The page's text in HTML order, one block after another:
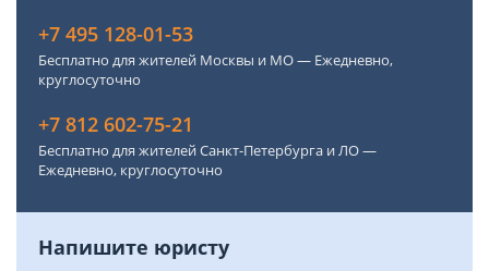
+7 495 128-01-53
Бесплатно для жителей Москвы и МО — Ежедневно,
круглосуточно
+7 812 602-75-21
Бесплатно для жителей Санкт-Петербурга и ЛО —
Ежедневно, круглосуточно
Напишите юристу